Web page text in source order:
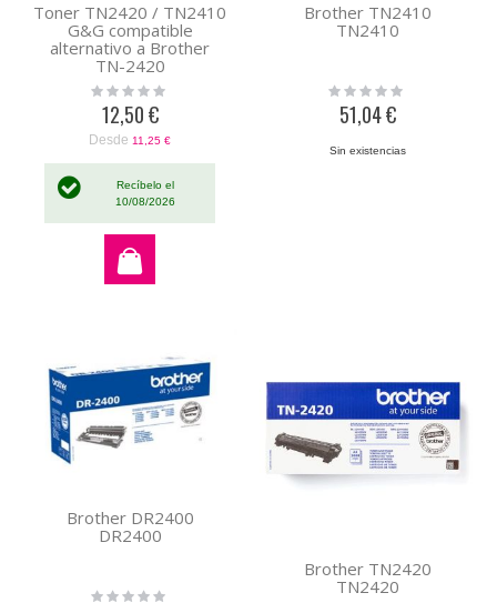
Toner TN2420 / TN2410
G&G compatible
alternativo a Brother
TN-2420
Rating:
12,50 €
Desde 11,25 €
Recíbelo el
10/08/2026
Brother TN2410
TN2410
Rating:
51,04 €
Sin existencias
Brother DR2400
DR2400
Rating:
Brother TN2420
TN2420